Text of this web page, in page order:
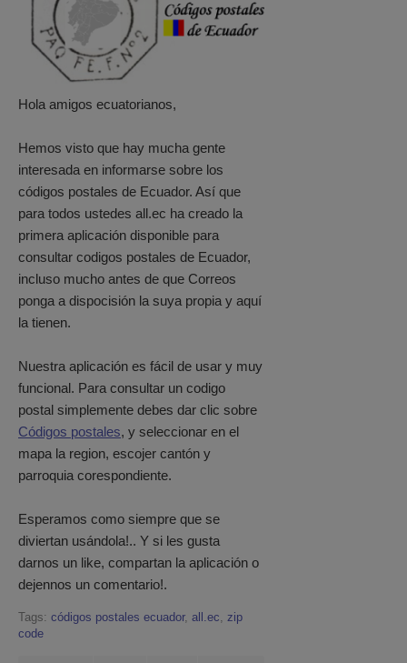
Hola amigos ecuatorianos,
Hemos visto que hay mucha gente
interesada en informarse sobre los
códigos postales de Ecuador. Así que
para todos ustedes all.ec ha creado la
primera aplicación disponible para
consultar codigos postales de Ecuador,
incluso mucho antes de que Correos
ponga a dispocisión la suya propia y aquí
la tienen.
Nuestra aplicación es fácil de usar y muy
funcional. Para consultar un codigo
postal simplemente debes dar clic sobre
Códigos postales, y seleccionar en el
mapa la region, escojer cantón y
parroquia corespondiente.
Esperamos como siempre que se
diviertan usándola!.. Y si les gusta
darnos un like, compartan la aplicación o
dejennos un comentario!.
Tags: códigos postales ecuador, all.ec, zip
code